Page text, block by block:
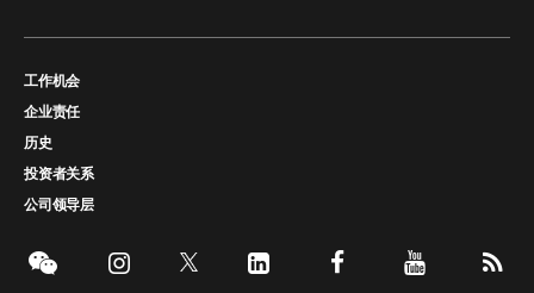
工作机会
企业责任
历史
投资者关系
公司领导层